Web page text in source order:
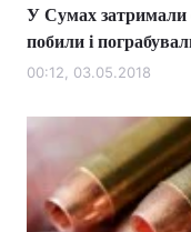
У Сумах затримали
побили і
00:12, 03.05.2018